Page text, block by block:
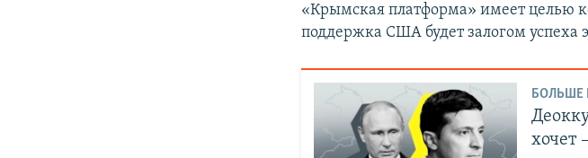
«Крымская платформа» имеет целью
поддержка США будет залогом
БОЛЬШЕ
хочет